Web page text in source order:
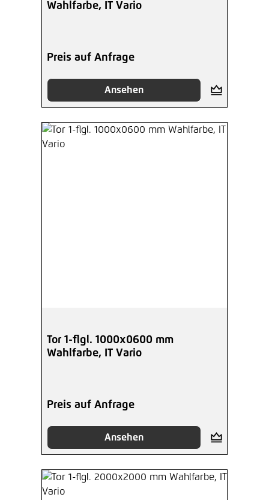
Wahlfarbe, IT Vario
Preis auf Anfrage
Ansehen
Tor 1-flgl. 1000x0600 mm
Wahlfarbe, IT Vario
Preis auf Anfrage
Ansehen